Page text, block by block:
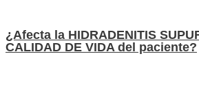
¿Afecta la HIDRADENITIS
CALIDAD DE VIDA del paciente?